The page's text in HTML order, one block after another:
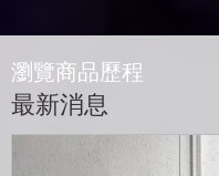
瀏覽商品歷程
最新消息